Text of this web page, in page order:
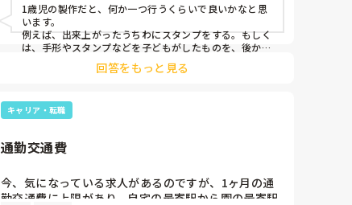
1歳児の製作だと、何か一つ行うくらいで良いかなと思
います。
例えば、出来上がったうちわにスタンプをする。もしく
は、手形やスタンプなどを子どもがしたものを、後から
うちわの形に切る。1歳児なんて集中できないです。興
味を持って来てくれただけで十分です。
お部屋では、ビニールシートを敷いて、片栗粉粘土、寒
天や春雨遊び、氷遊び、など間食遊びをたくさん行って
ホールに行っているクラスにお邪魔するのも良いかなと
す！
回答をもっと見る
キャリア・転職
通勤交通費
今、気になっている求人があるのですが、1ヶ月の通
勤交通費に上限があり、自宅の最寄駅から園の最寄駅